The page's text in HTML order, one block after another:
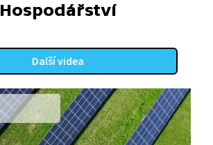
Hospodářství
Další videa